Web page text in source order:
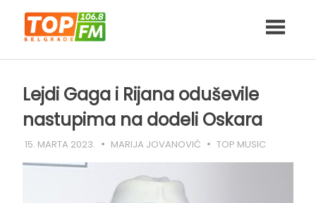
content
Lejdi Gaga i Rijana oduševile
nastupima na dodeli Oskara
15. MARTA 2023. MARIJA JOVANOVIĆ TOP MUSIC